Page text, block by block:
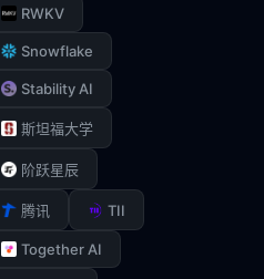
RWKV
Snowflake
Stability AI
斯坦福大学
阶跃星辰
腾讯 TII
Together AI